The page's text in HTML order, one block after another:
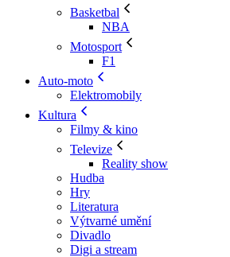
Basketbal
NBA
Motosport
F1
Auto-moto
Elektromobily
Kultura
Filmy & kino
Televize
Reality show
Hudba
Hry
Literatura
Výtvarné umění
Divadlo
Digi a stream